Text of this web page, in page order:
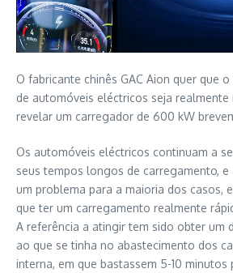
O fabricante chinês GAC Aion quer que
de automóveis eléctricos seja realmente
revelar um carregador de 600 kW
Os automóveis eléctricos continuam a
seus tempos longos de carregamento, e
um problema para a maioria dos casos,
que ter um carregamento realmente
A referência a atingir tem sido obter um
ao que se tinha no abastecimento dos
interna, em que bastassem 5-10 minutos